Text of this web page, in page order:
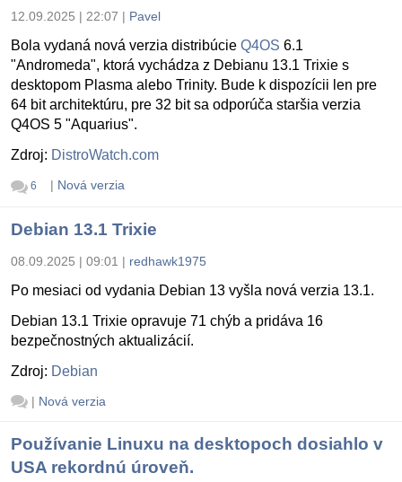
12.09.2025 | 22:07 | Pavel
Bola vydaná nová verzia distribúcie Q4OS 6.1
"Andromeda", ktorá vychádza z Debianu 13.1 Trixie s
desktopom Plasma alebo Trinity. Bude k dispozícii len pre
64 bit architektúru, pre 32 bit sa odporúča staršia verzia
Q4OS 5 "Aquarius".
Zdroj: DistroWatch.com
6 | Nová verzia
Debian 13.1 Trixie
08.09.2025 | 09:01 | redhawk1975
Po mesiaci od vydania Debian 13 vyšla nová verzia 13.1.
Debian 13.1 Trixie opravuje 71 chýb a pridáva 16
bezpečnostných aktualizácií.
Zdroj: Debian
| Nová verzia
Používanie Linuxu na desktopoch dosiahlo v
USA rekordnú úroveň.